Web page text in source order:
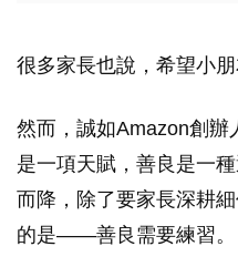
很多家長也說，希望小
然而，誠如Amazon創辦
是一項天賦，善良是一
而降，除了要家長深耕
的是——善良需要練習。